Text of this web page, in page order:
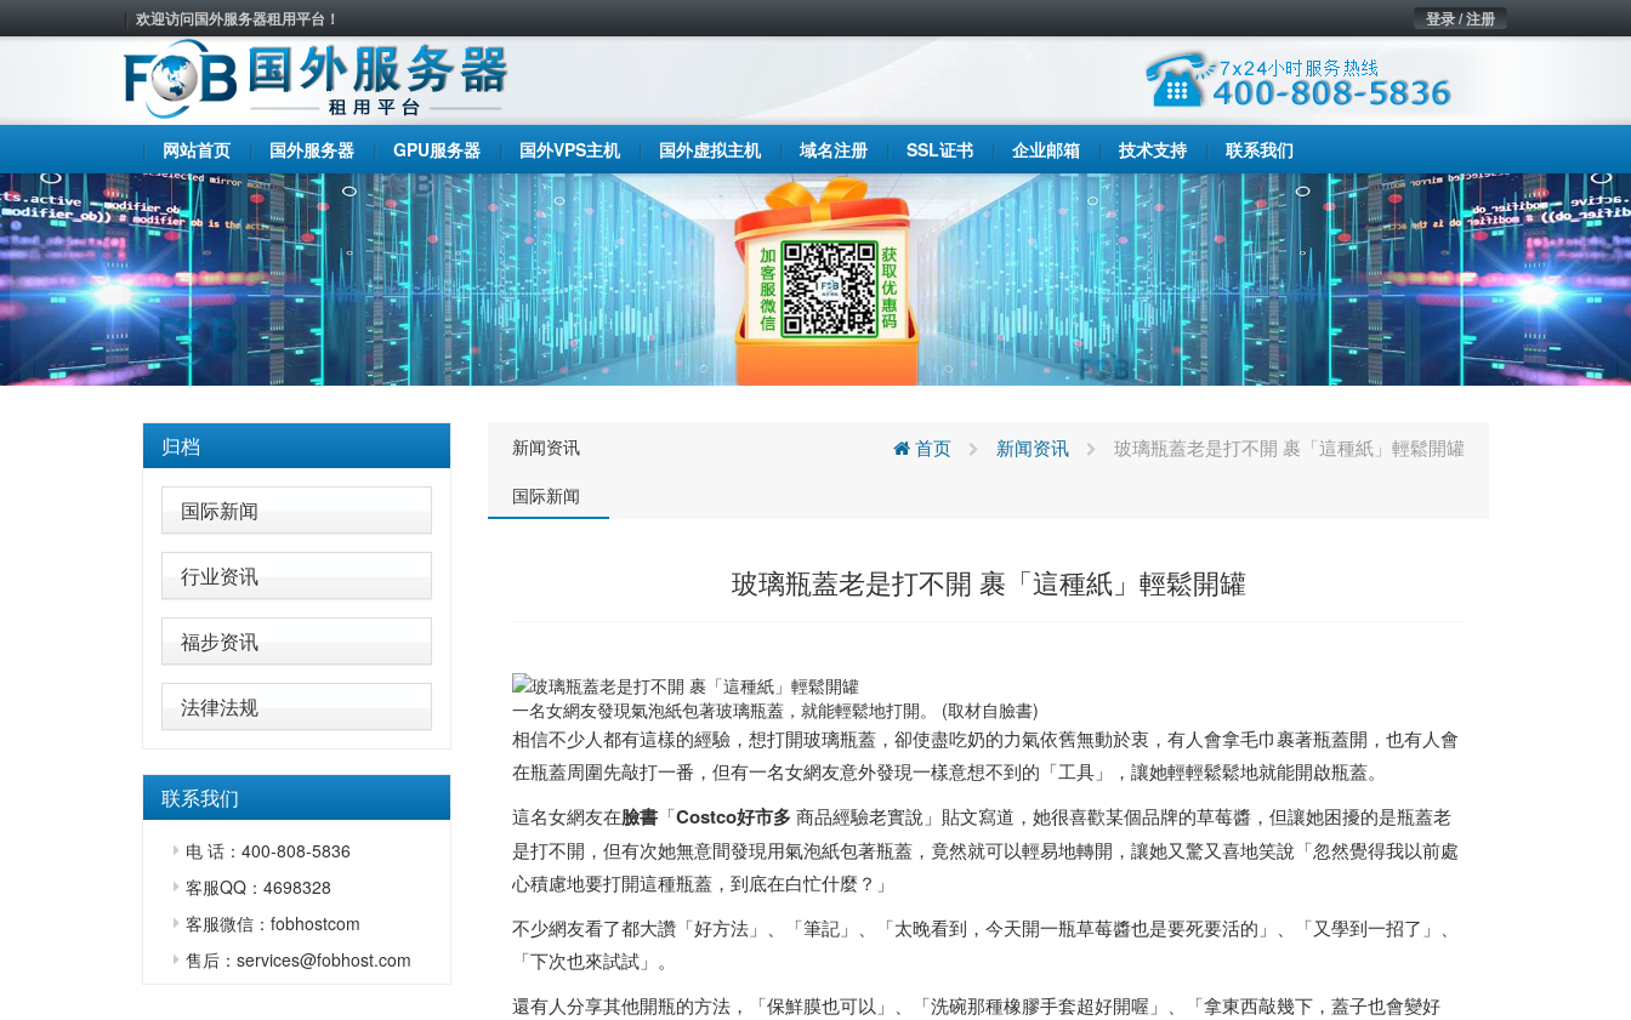
欢迎访问国外服务器租用平台！ 登录 / 注册
网站首页 国外服务器 GPU服务器 国外VPS主机 国外虚拟主机 域名注册 SSL证书 企业邮箱 技术支持 联系我们
归档
国际新闻
行业资讯
福步资讯
法律法规
联系我们
电 话：400-808-5836
客服QQ：4698328
客服微信：fobhostcom
售后：services@fobhost.com
新闻资讯
国际新闻
首页 新闻资讯 玻璃瓶蓋老是打不開 裹「這種紙」輕鬆開罐
玻璃瓶蓋老是打不開 裹「這種紙」輕鬆開罐
一名女網友發現氣泡紙包著玻璃瓶蓋，就能輕鬆地打開。 (取材自臉書)
相信不少人都有這樣的經驗，想打開玻璃瓶蓋，卻使盡吃奶的力氣依舊無動於衷，有人會拿毛巾裹著瓶蓋開，也有人會
在瓶蓋周圍先敲打一番，但有一名女網友意外發現一樣意想不到的「工具」，讓她輕輕鬆鬆地就能開啟瓶蓋。
這名女網友在臉書 「Costco好市多 商品經驗老實說」貼文寫道，她很喜歡某個品牌的草莓醬，但讓她困擾的是瓶蓋老
是打不開，但有次她無意間發現用氣泡紙包著瓶蓋，竟然就可以輕易地轉開，讓她又驚又喜地笑說「忽然覺得我以前處
心積慮地要打開這種瓶蓋，到底在白忙什麼？」
不少網友看了都大讚「好方法」、「筆記」、「太晚看到，今天開一瓶草莓醬也是要死要活的」、「又學到一招了」、
「下次也來試試」。
還有人分享其他開瓶的方法，「保鮮膜也可以」、「洗碗那種橡膠手套超好開喔」、「拿東西敲幾下，蓋子也會變好